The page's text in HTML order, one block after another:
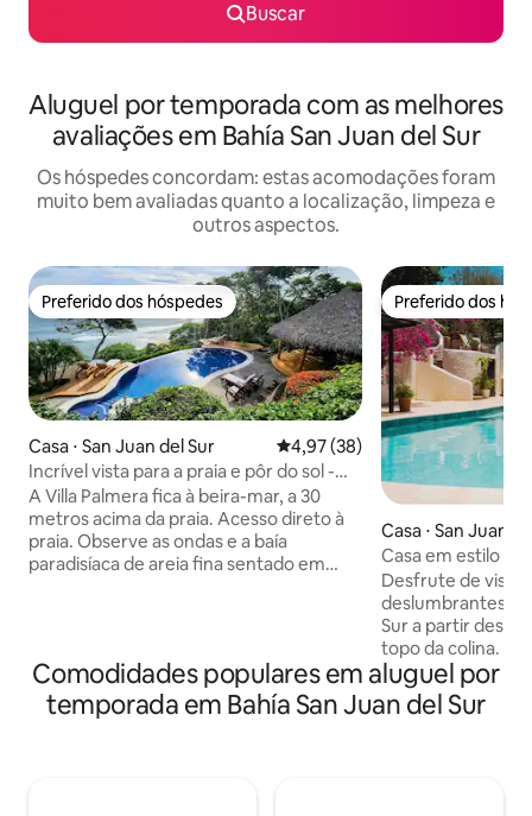
Buscar
Aluguel por temporada com as melhores
avaliações em Bahía San Juan del Sur
Os hóspedes concordam: estas acomodações foram
muito bem avaliadas quanto a localização, limpeza e
outros aspectos.
Preferido dos hóspedes
Preferido dos hóspedes
Casa ⋅ San Juan del Sur 4,97 de uma avaliação média
4,97 (38)
Incrível vista para a praia e pôr do sol -
piscina infinita de 13 m
A Villa Palmera fica à beira-mar, a 30
metros acima da praia. Acesso direto à
praia. Observe as ondas e a baía
paradisíaca de areia fina sentado em
em todos os lugares. Smart TV.
Segurança 24h. Esta vila compartilha a
piscina de borda infinita de 13 m com
Preferido dos
Preferido dos
Casa ⋅ San Juan
Casa em estilo
vista para o mar
Desfrute de
deslumbrantes da
Sur a partir deste
topo da colina.
oceano e os
poucos minutos
seus
Comodidades populares em aluguel por
temporada em Bahía San Juan del Sur